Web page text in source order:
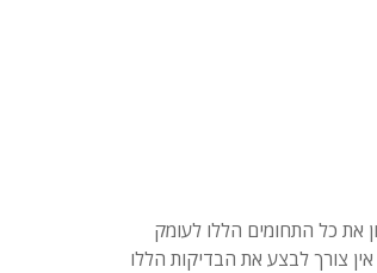
את כל התחומים הללו לעומק
צורך לבצע את הבדיקות הללו